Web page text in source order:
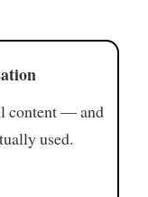
content — and
used.